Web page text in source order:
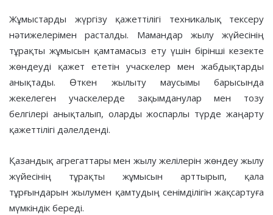
Жұмыстарды жүргізу қажеттілігі техникалық тексеру
нәтижелерімен расталды. Мамандар жылу жүйесінің
тұрақты жұмысын қамтамасыз ету үшін бірінші кезекте
жөндеуді қажет ететін учаскелер мен жабдықтарды
анықтады. Өткен жылыту маусымы барысында
жекелеген учаскелерде зақымданулар мен тозу
белгілері анықталып, оларды жоспарлы түрде жаңарту
қажеттілігі дәлелденді.
Қазандық агрегаттары мен жылу желілерін жөндеу жылу
жүйесінің тұрақты жұмысын арттырып, қала
тұрғындарын жылумен қамтудың сенімділігін жақсартуға
мүмкіндік береді.